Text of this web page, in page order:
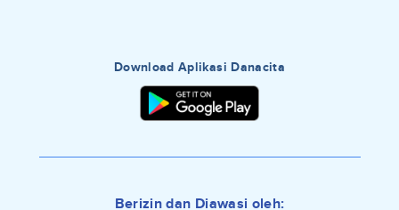
Download Aplikasi Danacita
Berizin dan Diawasi oleh: